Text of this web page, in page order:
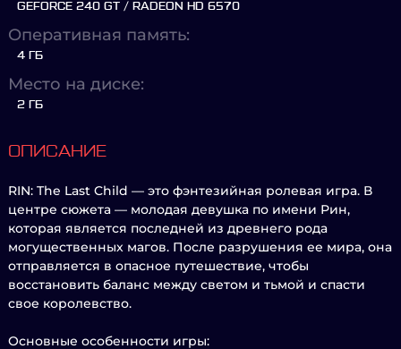
GEFORCE 240 GT / RADEON HD 6570
Оперативная память:
4 ГБ
Место на диске:
2 ГБ
ОПИСАНИЕ
RIN: The Last Child — это фэнтезийная ролевая игра. В
центре сюжета — молодая девушка по имени Рин,
которая является последней из древнего рода
могущественных магов. После разрушения ее мира, она
отправляется в опасное путешествие, чтобы
восстановить баланс между светом и тьмой и спасти
свое королевство.
Основные особенности игры: